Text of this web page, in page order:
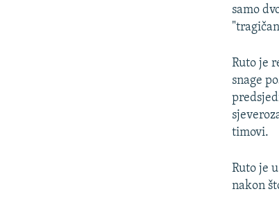
samo
Ruto je
snage
timovi.
Ruto je
nakon